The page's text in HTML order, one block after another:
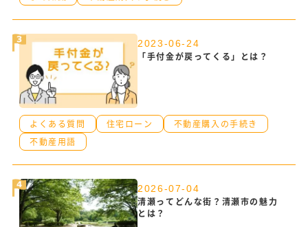
2023-06-24
「手付金が戻ってくる」とは？
よくある質問 住宅ローン
不動産購入の手続き
不動産用語
2026-07-04
清瀬ってどんな街？清瀬市の魅力
とは？